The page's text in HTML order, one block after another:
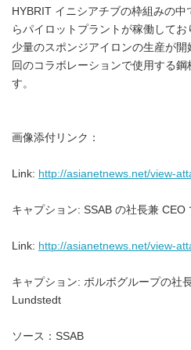
HYBRIT イニシアチブの枠組みの
らパイロットプラントが稼働して
少量のスポンジアイロンの生産が
回のコラボレーションで使用する
す。
画像添付リンク：
Link: http://asianetnews.net/view-
キャプション: SSAB の社長兼
Link: http://asianetnews.net/view-
キャプション: ボルボグループの社
Lundstedt
ソース：SSAB